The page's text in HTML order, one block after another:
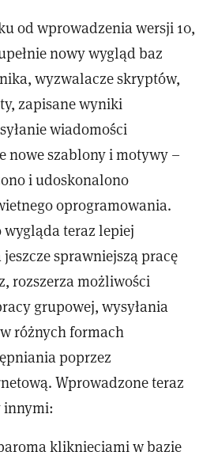
od wprowadzenia wersji 10,
nowy wygląd baz
wyzwalacze skryptów,
zapisane wyniki
wiadomości
nowe szablony i motywy –
i udoskonalono
oprogramowania.
teraz lepiej
sprawniejszą pracę
rozszerza możliwości
grupowej, wysyłania
różnych formach
poprzez
Wprowadzone teraz
innymi:
kliknięciami w bazie